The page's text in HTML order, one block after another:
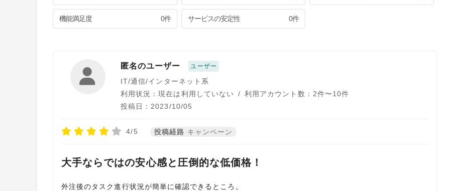
機能満足度 0件 サービスの安定性 0件
匿名のユーザー ユーザー
IT/通信/インターネット系
利用状況：現在は利用していない
/ 利用アカウント数：2件〜10件
投稿日：2023/10/05
4/5 投稿経路 キャンペーン
大手ならではの安心感と圧倒的な低価格！
外注後のタスク進行状況が簡単に確認できるところ。